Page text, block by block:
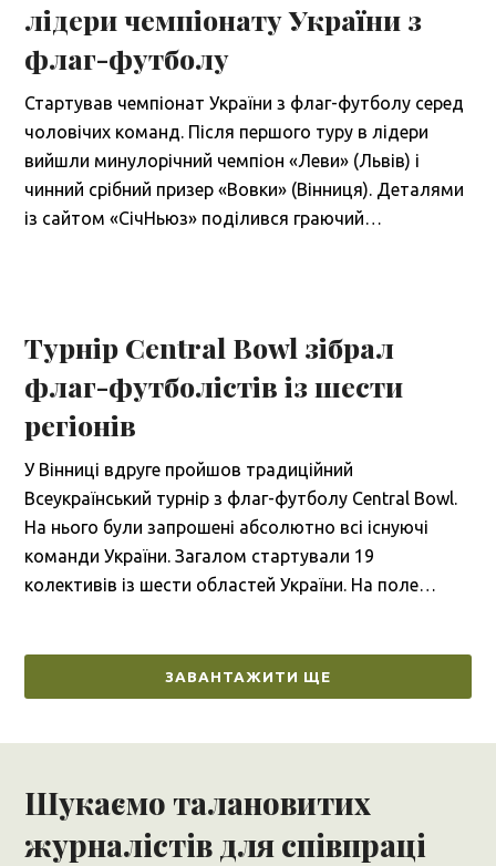
лідери чемпіонату України з
флаг-футболу
Стартував чемпіонат України з флаг-футболу серед
чоловічих команд. Після першого туру в лідери
вийшли минулорічний чемпіон «Леви» (Львів) і
чинний срібний призер «Вовки» (Вінниця). Деталями
із сайтом «СічНьюз» поділився граючий…
Турнір Central Bowl зібрал
флаг-футболістів із шести
регіонів
У Вінниці вдруге пройшов традиційний
Всеукраїнський турнір з флаг-футболу Central Bowl.
На нього були запрошені абсолютно всі існуючі
команди України. Загалом стартували 19
колективів із шести областей України. На поле…
ЗАВАНТАЖИТИ ЩЕ
Шукаємо талановитих
журналістів для співпраці